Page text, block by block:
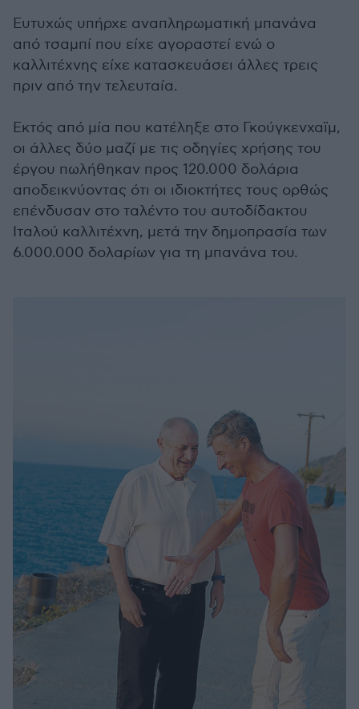
Ευτυχώς υπήρχε αναπληρωματική μπανάνα
από τσαμπί που είχε αγοραστεί ενώ ο
καλλιτέχνης είχε κατασκευάσει άλλες τρεις
πριν από την τελευταία.
Εκτός από μία που κατέληξε στο Γκούγκενχαϊμ,
οι άλλες δύο μαζί με τις οδηγίες χρήσης του
έργου πωλήθηκαν προς 120.000 δολάρια
αποδεικνύοντας ότι οι ιδιοκτήτες τους ορθώς
επένδυσαν στο ταλέντο του αυτοδίδακτου
Ιταλού καλλιτέχνη, μετά την δημοπρασία των
6.000.000 δολαρίων για τη μπανάνα του.